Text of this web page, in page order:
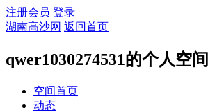
注册会员 登录
湖南高沙网 返回首页
qwer1030274531的个人空间
空间首页
动态